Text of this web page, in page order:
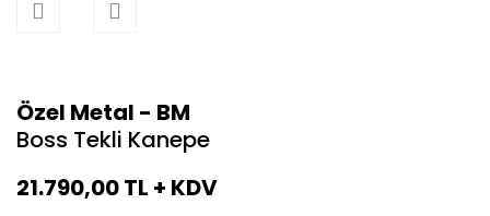
Özel Metal - BM
Boss Tekli Kanepe
21.790,00 TL + KDV